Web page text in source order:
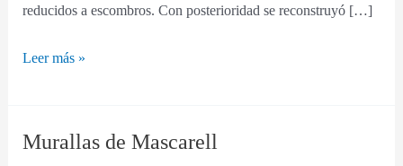
reducidos a escombros. Con posterioridad se reconstruyó […]
Leer más »
Murallas de Mascarell
Murallas